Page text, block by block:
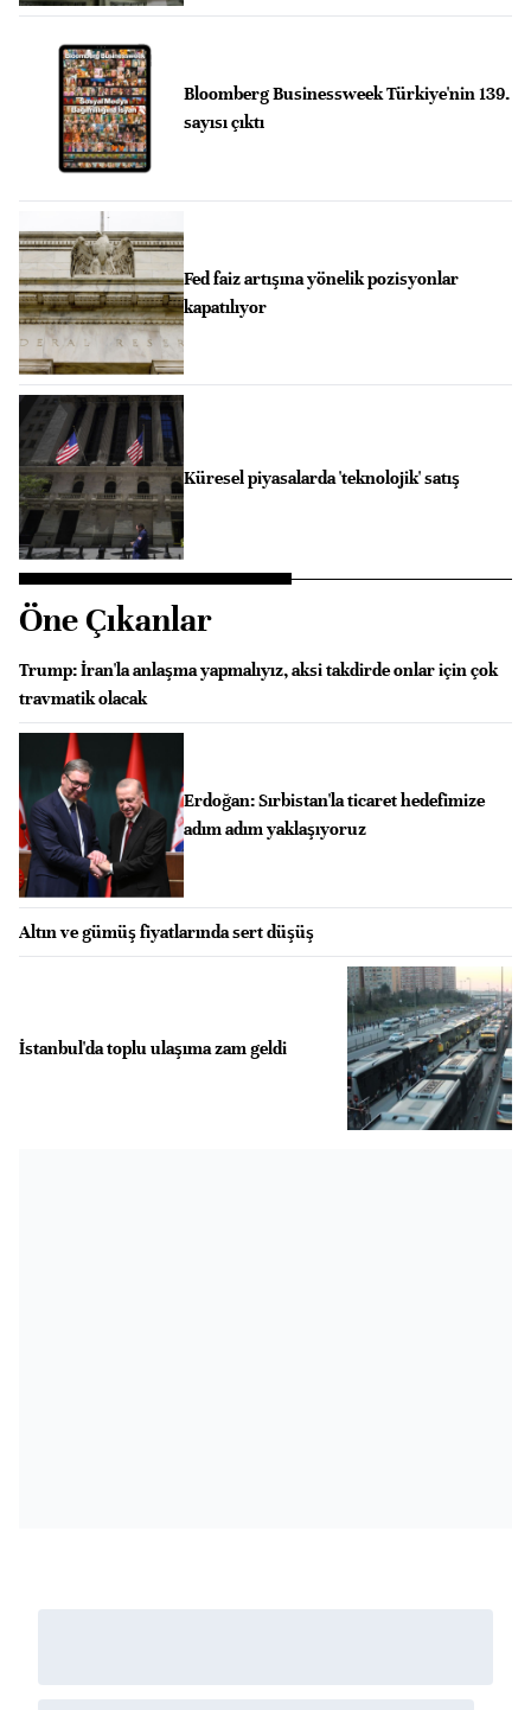
Bloomberg Businessweek Türkiye'nin 139.
sayısı çıktı
Fed faiz artışına yönelik pozisyonlar
kapatılıyor
Küresel piyasalarda 'teknolojik' satış
Öne Çıkanlar
Trump: İran'la anlaşma yapmalıyız, aksi takdirde onlar için çok
travmatik olacak
Erdoğan: Sırbistan'la ticaret hedefimize
adım adım yaklaşıyoruz
Altın ve gümüş fiyatlarında sert düşüş
İstanbul'da toplu ulaşıma zam geldi